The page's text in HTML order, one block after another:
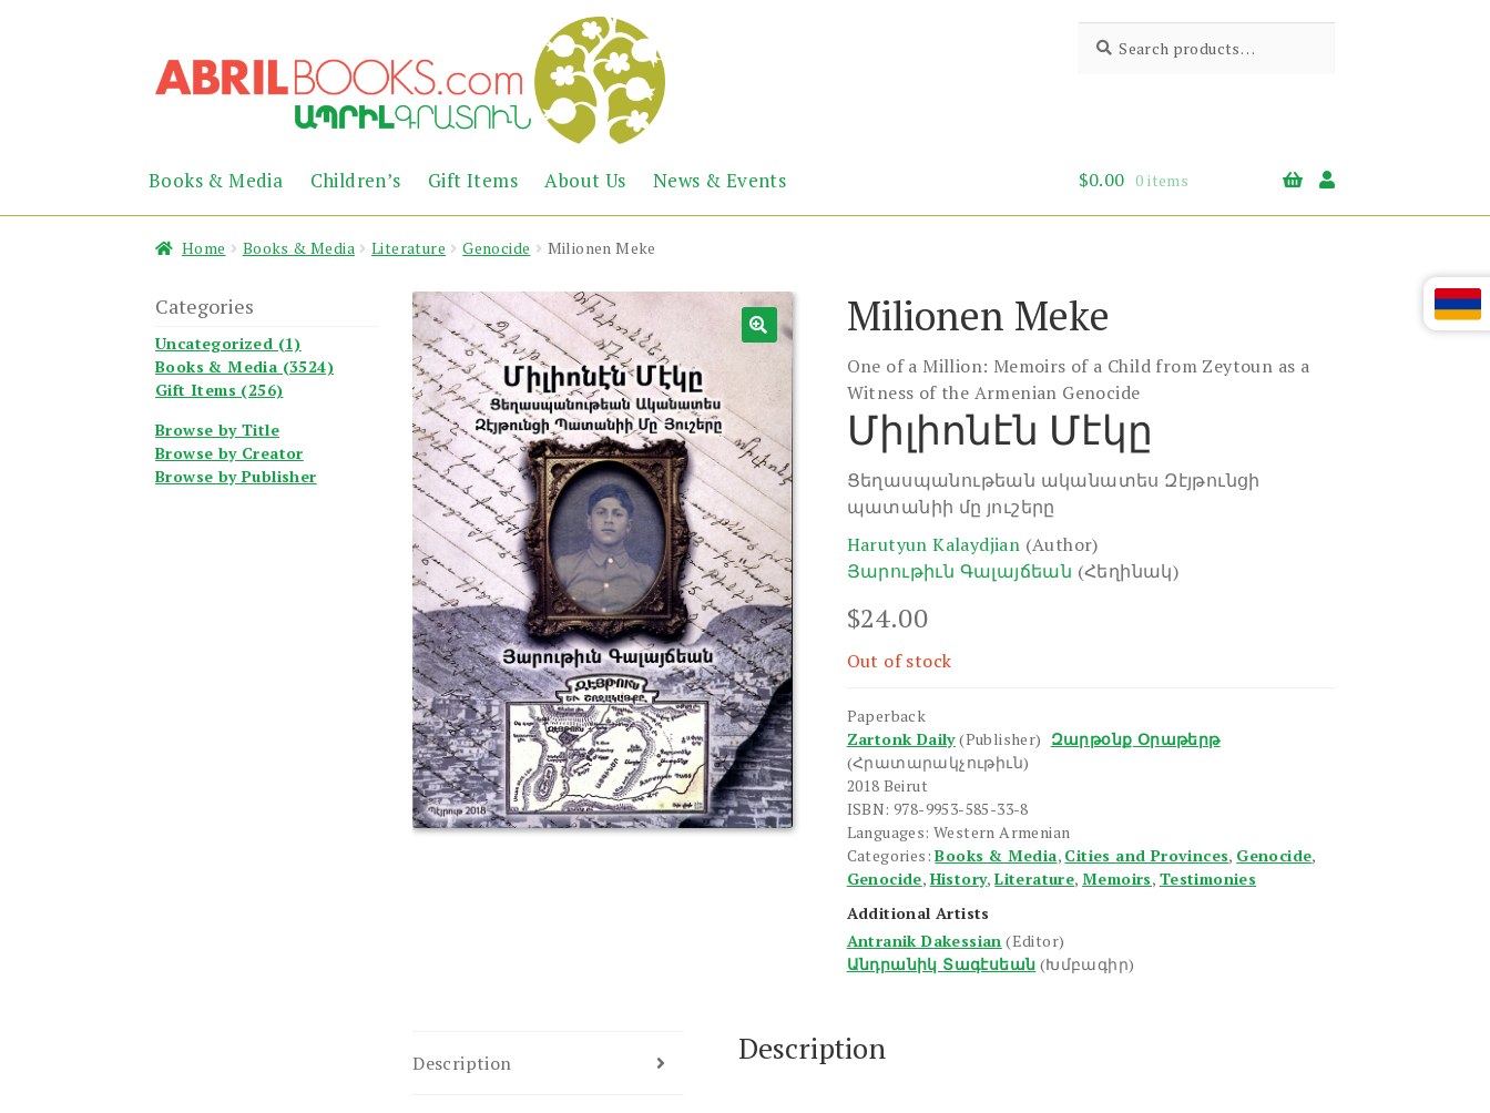
to
navigation
to
content
Abril
Books
the
Armenian
for:
Books & Media Children’s Gift Items About Us News & Events $0.00 0 items
Home Books & Media Literature Genocide Milionen Meke
Milionen Meke
One of a Million: Memoirs of a Child from Zeytoun as a
Witness of the Armenian Genocide
Միլիոնէն Մէկը
Ցեղասպանութեան ականատես Զէյթունցի
պատանիի մը յուշերը
Harutyun Kalaydjian (Author)
Յարութիւն Գալայճեան (Հեղինակ)
$24.00
Out of stock
Paperback
Zartonk Daily(Publisher) Զարթօնք Օրաթերթ
(Հրատարակչութիւն)
2018 Beirut
ISBN: 978-9953-585-33-8
Languages: Western Armenian
Categories:Books & Media, Cities and Provinces, Genocide,
Genocide, History,Literature,Memoirs, Testimonies
Additional Artists
Antranik Dakessian (Editor)
Անդրանիկ Տագէսեան (Խմբագիր)
Description Description
Categories
Uncategorized (1)
Books & Media (3524)
Gift Items (256)
Browse by Title
Browse by Creator
Browse by Publisher